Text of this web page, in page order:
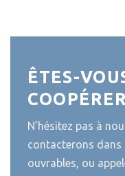
ÊTES-
N’hésitez pas à
contacterons dans
ouvrables, ou